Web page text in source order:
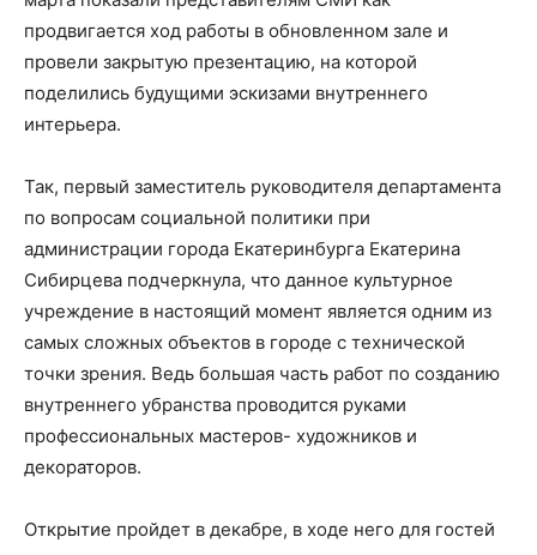
продвигается ход работы в обновленном зале и
провели закрытую презентацию, на которой
поделились будущими эскизами внутреннего
интерьера.
Так, первый заместитель руководителя департамента
по вопросам социальной политики при
администрации города Екатеринбурга Екатерина
Сибирцева подчеркнула, что данное культурное
учреждение в настоящий момент является одним из
самых сложных объектов в городе с технической
точки зрения. Ведь большая часть работ по созданию
внутреннего убранства проводится руками
профессиональных мастеров- художников и
декораторов.
Открытие пройдет в декабре, в ходе него для гостей